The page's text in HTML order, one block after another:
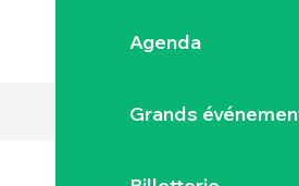
Agenda
Grands